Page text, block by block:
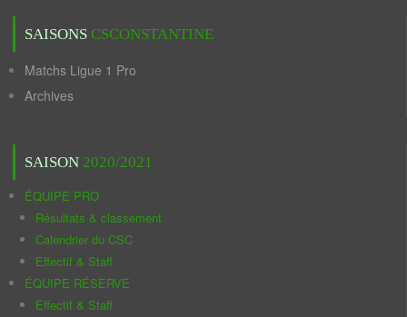
SAISONS CSCONSTANTINE
Matchs Ligue 1 Pro
Archives
SAISON 2020/2021
ÉQUIPE PRO
Résultats & classement
Calendrier du CSC
Effectif & Staff
ÉQUIPE RÉSERVE
Effectif & Staff